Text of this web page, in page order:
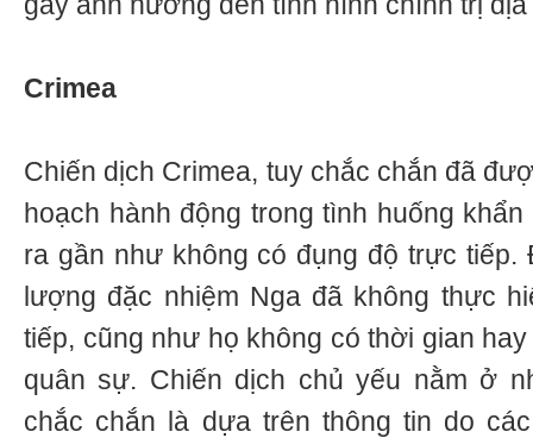
Crimea
Chiến dịch Crimea, tuy chắc chắn đã
hoạch hành động trong tình huống
ra gần như không có đụng độ trực
lượng đặc nhiệm Nga đã không thực
tiếp, cũng như họ không có thời gian
quân sự. Chiến dịch chủ yếu nằm ở
chắc chắn là dựa trên thông tin do